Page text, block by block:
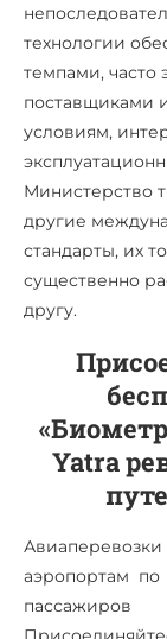
технологии
темпами, часто
поставщиками
условиям,
Министерство
другие
стандарты, их
существенно
другу.
Yatra
аэропортам